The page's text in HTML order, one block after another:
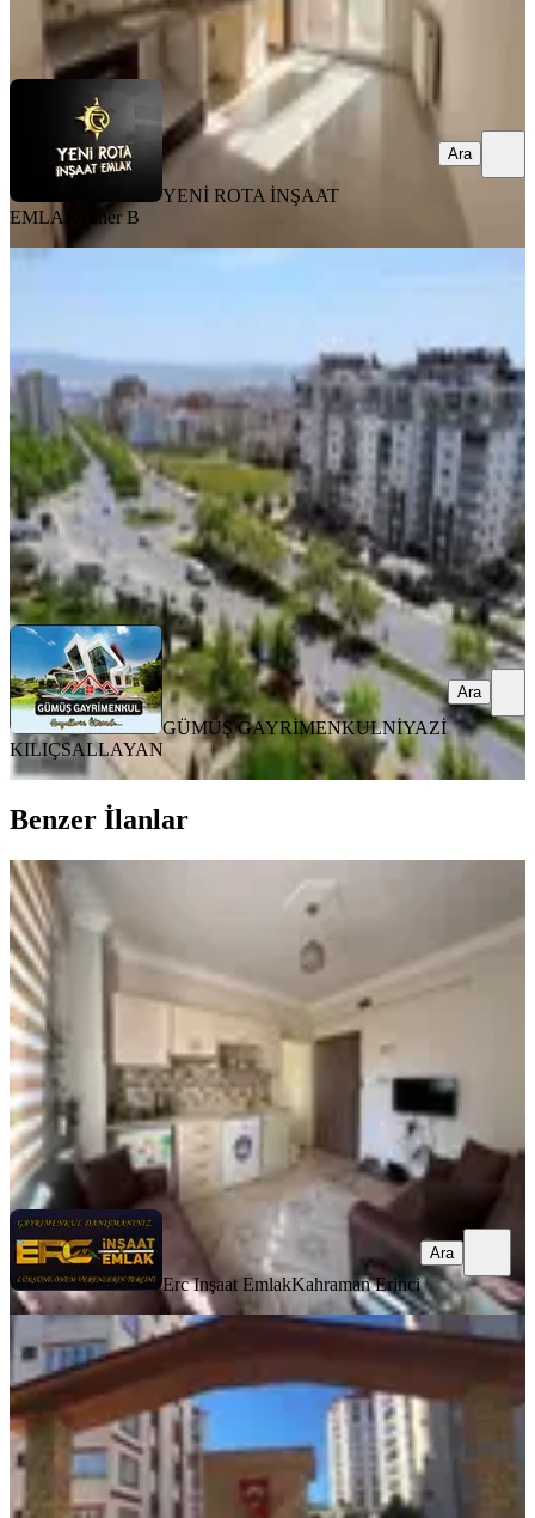
YENİ ROTA İNŞAAT EMLAKTaner B
YENİ ROTA İNŞAAT
EMLAK
Taner B
Ara
Onikişubat, Hürriyet Mahallesi
1+1·50 m²· 5. Kat· 18.07.2026
16.000 ₺17.000 ₺
GÜMÜŞ GAYRİMENKULNİYAZİ KILIÇSALLAYAN
Ara
GÜMÜŞ GAYRİMENKULNİYAZİ
KILIÇSALLAYAN
Ara
Benzer İlanlar
YENİ
Hurda Cafe Civarı Kiralık 2+0 Daire
Onikişubat, Vadi Mahallesi
75 m²· 07.08.2026
Erc Inşaat EmlakKahraman Erinci
Ara
Erc Inşaat EmlakKahraman Erinci
Ara
YENİ
Reos Gayrimenkulden İpeksaray
Sitesinde 200m² Kiralık 5+1
Onikişubat, Boğaziçi Mahallesi
5+1·250 m²·11. Kat 05.08.2026
41.500 ₺